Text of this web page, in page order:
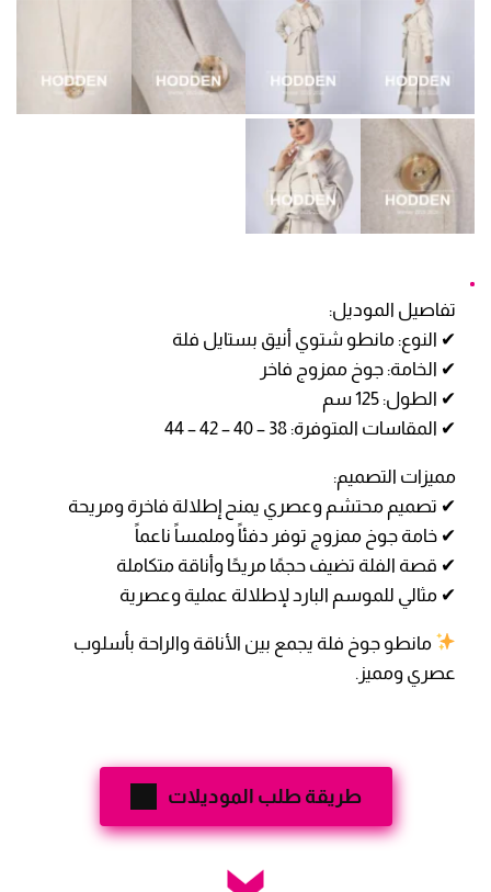
تفاصيل الموديل:
✔ النوع: مانطو شتوي أنيق بستايل فلة
✔ الخامة: جوخ ممزوج فاخر
✔ الطول: 125 سم
✔ المقاسات المتوفرة: 38 – 40 – 42 – 44
مميزات التصميم:
✔ تصميم محتشم وعصري يمنح إطلالة فاخرة ومريحة
✔ خامة جوخ ممزوج توفر دفئاً وملمساً ناعماً
✔ قصة الفلة تضيف حجمًا مريحًا وأناقة متكاملة
✔ مثالي للموسم البارد لإطلالة عملية وعصرية
مانطو جوخ فلة يجمع بين الأناقة والراحة بأسلوب
عصري ومميز.
طريقة طلب الموديلات